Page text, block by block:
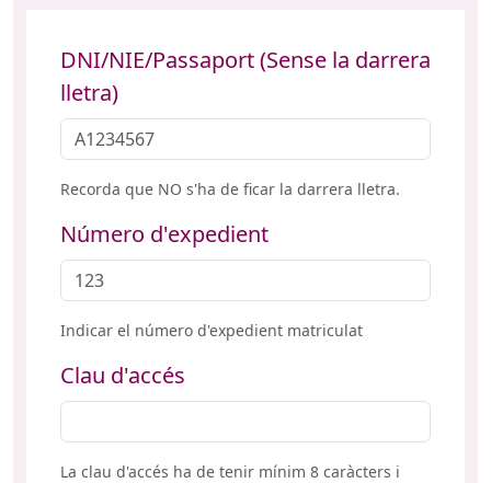
DNI/NIE/Passaport (Sense la darrera
lletra)
Recorda que NO s'ha de ficar la darrera lletra.
Número d'expedient
Indicar el número d'expedient matriculat
Clau d'accés
La clau d'accés ha de tenir mínim 8 caràcters i